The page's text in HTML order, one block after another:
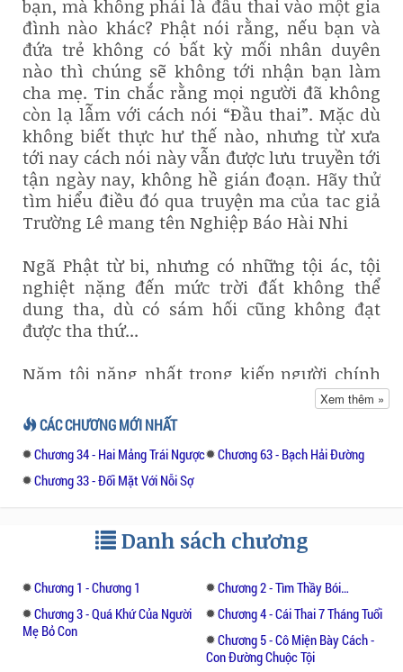
bạn, mà không phải là đầu thai vào một gia
đình nào khác? Phật nói rằng, nếu bạn và
đứa trẻ không có bất kỳ mối nhân duyên
nào thì chúng sẽ không tới nhận bạn làm
cha mẹ. Tin chắc rằng mọi người đã không
còn lạ lẫm với cách nói “Đầu thai”. Mặc dù
không biết thực hư thế nào, nhưng từ xưa
tới nay cách nói này vẫn được lưu truyền tới
tận ngày nay, không hề gián đoạn. Hãy thử
tìm hiểu điều đó qua truyện ma của tac giả
Trường Lê mang tên Nghiệp Báo Hài Nhi
Ngã Phật từ bi, nhưng có những tội ác, tội
nghiệt nặng đến mức trời đất không thể
dung tha, dù có sám hối cũng không đạt
được tha thứ...
Năm tội nặng nhất trong kiếp người chính
là: "Giết cha, giết mẹ, giết A La Hán, làm
Thân Đức Phật chảy máu và chia rẽ tăng
đoàn.
Người phạm phải một trong những tội này
như là vô tận, không lối thoát. Tuy nhiên,
một vị cao tăng có nói:
"Đức Phật từ bi, ngài có thể rộng lượng mà
tha thứ kể cả khi có kẻ giết mình. Cho nên
có quan niệm cho rằng tội ác thứ 3 phải là:
Xem thêm »
CÁC CHƯƠNG MỚI NHẤT
Chương 34 - Hai Mảng Trái Ngược
Chương 63 - Bạch Hải Đường
Chương 33 - Đối Mặt Với Nỗi Sợ
Danh sách chương
Chương 1 - Chương 1
Chương 2 - Tìm Thầy Bói…
Chương 3 - Quá Khứ Của Người
Mẹ Bỏ Con
Chương 4 - Cái Thai 7 Tháng Tuổi
Chương 5 - Cô Miện Bày Cách -
Con Đường Chuộc Tội